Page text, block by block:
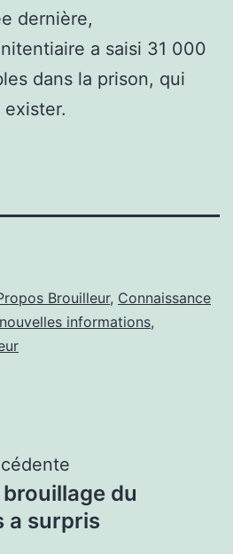
dernière,
a saisi 31 000
dans la prison, qui
Brouilleur, Connaissance
informations,
du
a surpris